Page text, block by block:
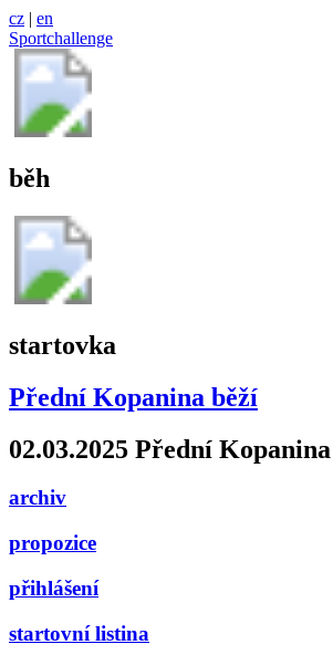
cz | en
Sportchallenge
běh
startovka
Přední Kopanina běží
02.03.2025 Přední Kopanina
archiv
propozice
přihlášení
startovní listina